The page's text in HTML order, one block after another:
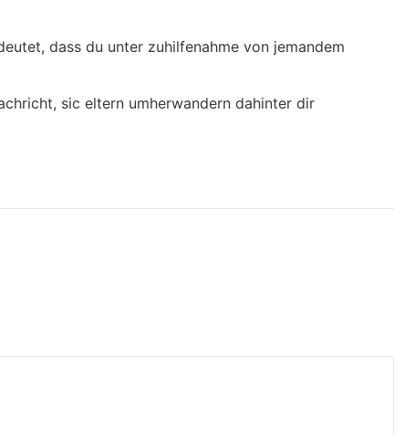
dass du unter zuhilfenahme von jemandem
sic eltern umherwandern dahinter dir